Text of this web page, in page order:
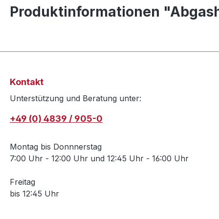
Produktinformationen
Kontakt
Unterstützung und Beratung unter:
+49 (0) 4839 / 905-0
Montag bis Donnnerstag
7:00 Uhr - 12:00 Uhr und 12:45 Uhr - 16:00 Uhr
Freitag
bis 12:45 Uhr